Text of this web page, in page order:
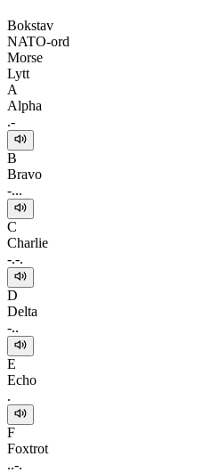
Bokstav
NATO-ord
Morse
Lytt
A
Alpha
.-
B
Bravo
-...
C
Charlie
-.-.
D
Delta
-..
E
Echo
.
F
Foxtrot
..-.